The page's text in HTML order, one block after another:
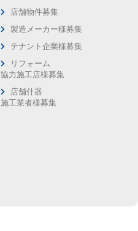
店舗物件募集
製造メーカー様募集
テナント企業様募集
リフォーム
協力施工店様募集
店舗什器
施工業者様募集